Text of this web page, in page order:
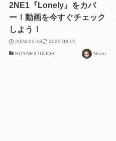
2NE1『Lonely』をカバ
ー！動画を今すぐチェック
しよう！
2024-02-18 2025-08-05
BOYNEXTDOOR Neon